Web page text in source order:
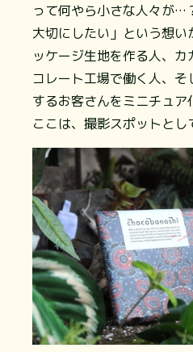
って何やら小さな人々が…
大切にしたい」という想
ッケージ生地を作る人、
コレート工場で働く人、
するお客さんをミニチュ
ここは、撮影スポットとし